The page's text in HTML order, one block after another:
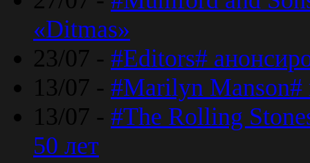
«Ditmas»
23/07 - #Editors#
13/07 - #Marilyn Manson#
13/07 - #The Rolling
50 лет